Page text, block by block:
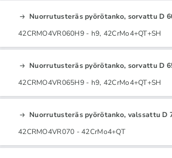
Nuorrutusteräs pyörötanko, sorvattu D
42CRMO4VR060H9 - h9, 42CrMo4+QT+SH
Nuorrutusteräs pyörötanko, sorvattu D
42CRMO4VR065H9 - h9, 42CrMo4+QT+SH
Nuorrutusteräs pyörötanko, valssattu D
42CRMO4VR070 - 42CrMo4+QT